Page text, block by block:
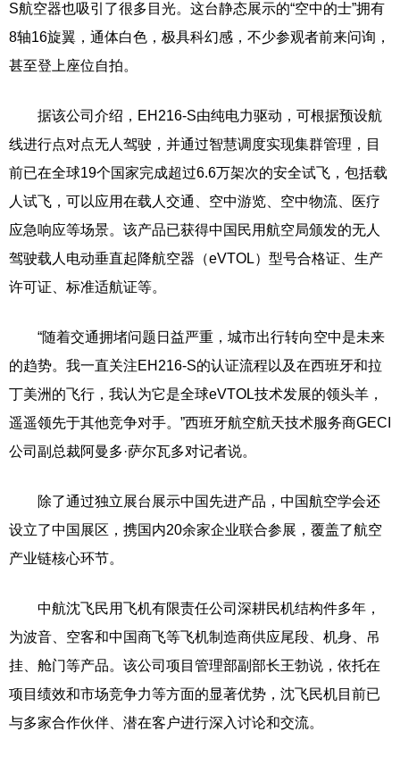
S航空器也吸引了很多目光。这台静态展示的“空中的士”拥有
8轴16旋翼，通体白色，极具科幻感，不少参观者前来问询，
甚至登上座位自拍。
据该公司介绍，EH216-S由纯电力驱动，可根据预设航
线进行点对点无人驾驶，并通过智慧调度实现集群管理，目
前已在全球19个国家完成超过6.6万架次的安全试飞，包括载
人试飞，可以应用在载人交通、空中游览、空中物流、医疗
应急响应等场景。该产品已获得中国民用航空局颁发的无人
驾驶载人电动垂直起降航空器（eVTOL）型号合格证、生产
许可证、标准适航证等。
“随着交通拥堵问题日益严重，城市出行转向空中是未来
的趋势。我一直关注EH216-S的认证流程以及在西班牙和拉
丁美洲的飞行，我认为它是全球eVTOL技术发展的领头羊，
遥遥领先于其他竞争对手。”西班牙航空航天技术服务商GECI
公司副总裁阿曼多·萨尔瓦多对记者说。
除了通过独立展台展示中国先进产品，中国航空学会还
设立了中国展区，携国内20余家企业联合参展，覆盖了航空
产业链核心环节。
中航沈飞民用飞机有限责任公司深耕民机结构件多年，
为波音、空客和中国商飞等飞机制造商供应尾段、机身、吊
挂、舱门等产品。该公司项目管理部副部长王勃说，依托在
项目绩效和市场竞争力等方面的显著优势，沈飞民机目前已
与多家合作伙伴、潜在客户进行深入讨论和交流。